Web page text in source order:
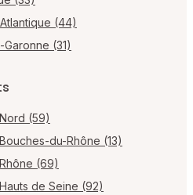
(44)
(31)
(59)
du-Rhône (13)
(69)
de Seine (92)